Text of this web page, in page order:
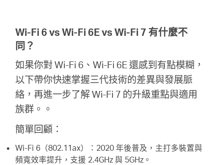
Wi-Fi 6 vs Wi-Fi 6E vs Wi-Fi 7 有什麼不
同？
如果你對 Wi-Fi 6、Wi-Fi 6E 還感到有點模糊，
以下帶你快速掌握三代技術的差異與發展脈
絡，再進一步了解 Wi-Fi 7 的升級重點與適用
族群。。
簡單回顧：
Wi-Fi 6（802.11ax）：2020 年後普及，主打多裝置與
頻寬效率提升，支援 2.4GHz 與 5GHz。